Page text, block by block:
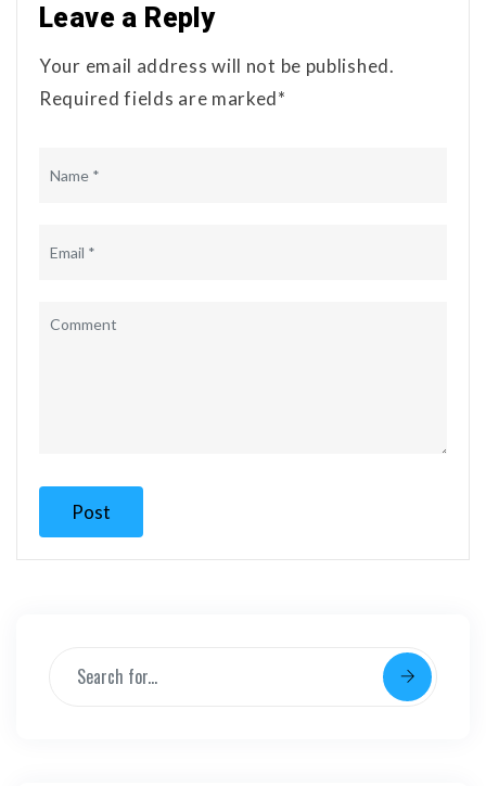
Leave a Reply
Your email address will not be published.
Required fields are marked*